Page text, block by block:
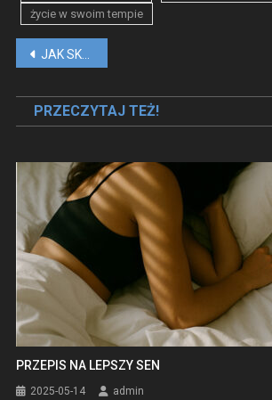
życie w swoim tempie
Nawigacja
wpisu
JAK SKUTECZNIE NAUCZYĆ SIĘ JĘZYKA OBCEGO?
PRZECZYTAJ TEŻ!
PRZEPIS NA LEPSZY SEN
2025-05-14 admin